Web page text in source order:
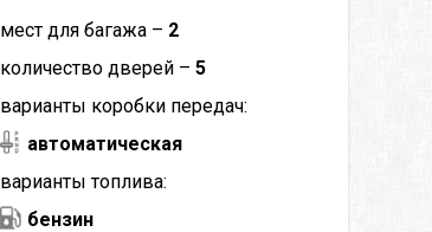
мест для багажа – 2
количество дверей – 5
варианты коробки передач:
автоматическая
варианты топлива:
бензин